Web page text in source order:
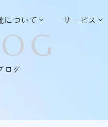
について サービス
ログ